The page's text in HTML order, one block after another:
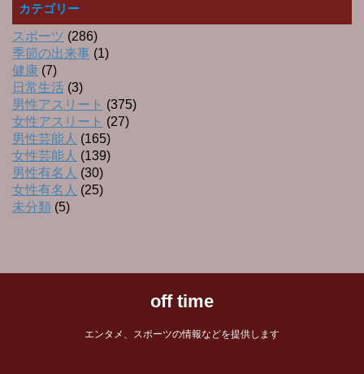
カテゴリー
スポーツ (286)
季節の出来事 (1)
健康 (7)
日常生活 (3)
男性アスリート (375)
女性アスリート (27)
男性芸能人 (165)
女性芸能人 (139)
男性有名人 (30)
女性有名人 (25)
未分類 (5)
off time
エンタメ、スポーツの情報などを提供します